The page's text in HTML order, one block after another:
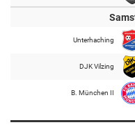
Unterhaching
DJK Vilzing
B. München II